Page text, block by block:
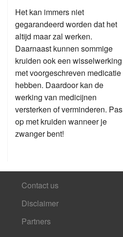
Het kan immers niet
gegarandeerd worden dat het
altijd maar zal werken.
Daarnaast kunnen sommige
kruiden ook een wisselwerking
met voorgeschreven medicatie
hebben. Daardoor kan de
werking van medicijnen
versterken of verminderen. Pas
op met kruiden wanneer je
zwanger bent!
Contact us
Disclaimer
Partners